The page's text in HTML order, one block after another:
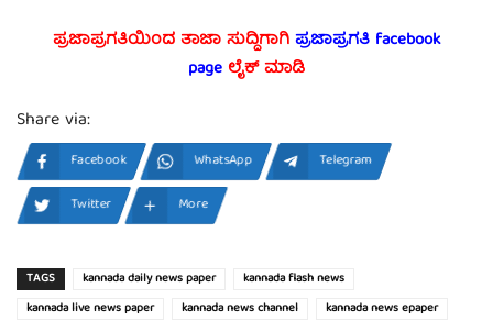
ಪ್ರಜಾಪ್ರಗತಿಯಿಂದ ತಾಜಾ ಸುದ್ದಿಗಾಗಿಪ್ರಜಾಪ್ರಗತಿ facebook
page ಲೈಕ್ ಮಾಡಿ
Share via:
Facebook WhatsApp
Telegram
Twitter
More
TAGS kannada daily news paper
kannada flash news
kannada live news paper
kannada news channel
kannada news epaper